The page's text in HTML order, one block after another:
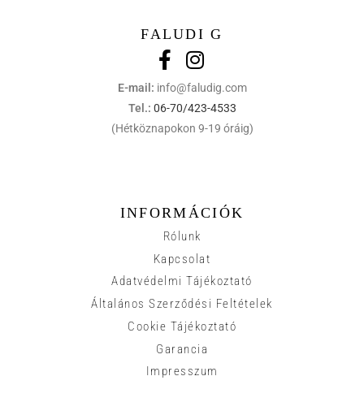
FALUDI G
E-mail: info@faludig.com
Tel.: 06-70/423-4533
(Hétköznapokon 9-19 óráig)
INFORMÁCIÓK
Rólunk
Kapcsolat
Adatvédelmi Tájékoztató
Általános Szerződési Feltételek
Cookie Tájékoztató
Garancia
Impresszum